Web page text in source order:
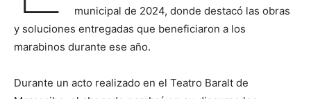
municipal de 2024, donde destacó las obras
y soluciones entregadas que beneficiaron a los
marabinos durante ese año.
Durante un acto realizado en el Teatro Baralt de